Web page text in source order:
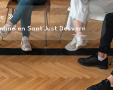
en Sant Just Desvern